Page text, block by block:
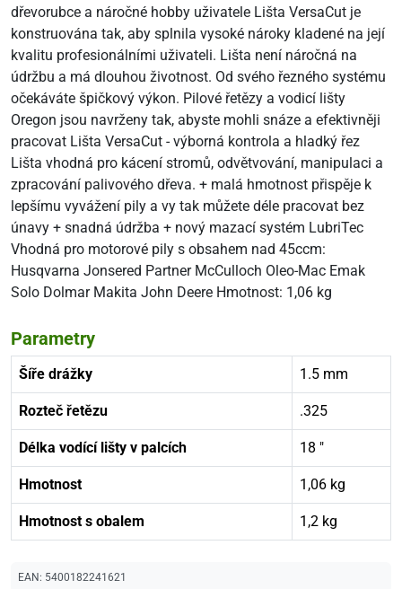
dřevorubce a náročné hobby uživatele Lišta VersaCut je
konstruována tak, aby splnila vysoké nároky kladené na její
kvalitu profesionálními uživateli. Lišta není náročná na
údržbu a má dlouhou životnost. Od svého řezného systému
očekáváte špičkový výkon. Pilové řetězy a vodicí lišty
Oregon jsou navrženy tak, abyste mohli snáze a efektivněji
pracovat Lišta VersaCut - výborná kontrola a hladký řez
Lišta vhodná pro kácení stromů, odvětvování, manipulaci a
zpracování palivového dřeva. + malá hmotnost přispěje k
lepšímu vyvážení pily a vy tak můžete déle pracovat bez
únavy + snadná údržba + nový mazací systém LubriTec
Vhodná pro motorové pily s obsahem nad 45ccm:
Husqvarna Jonsered Partner McCulloch Oleo-Mac Emak
Solo Dolmar Makita John Deere Hmotnost: 1,06 kg
Parametry
Šíře drážky 1.5 mm
Rozteč řetězu .325
Délka vodící lišty v palcích 18 "
Hmotnost 1,06 kg
Hmotnost s obalem 1,2 kg
EAN: 5400182241621